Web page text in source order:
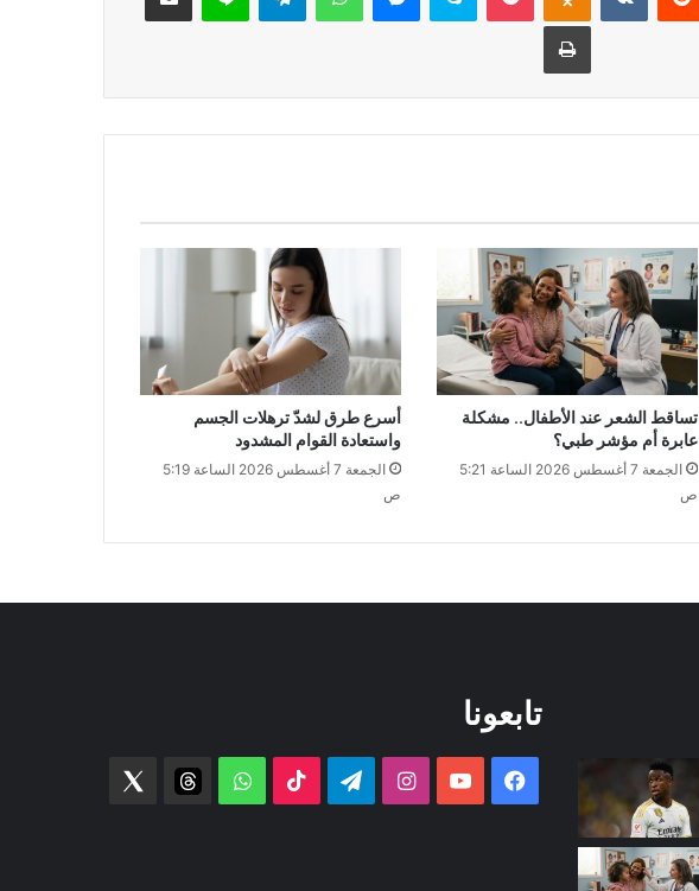
تساقط الشعر عند الأطفال.. مشكلة
عابرة أم مؤشر طبي؟
الجمعة 7 أغسطس 2026 الساعة 5:21
ص
أسرع طرق لشدّ ترهلات الجسم
واستعادة القوام المشدود
الجمعة 7 أغسطس 2026 الساعة 5:19
ص
تابعونا
فيسبوك‫YouTubeانستقرامتيلقرام ‫TikTok واتساب threads